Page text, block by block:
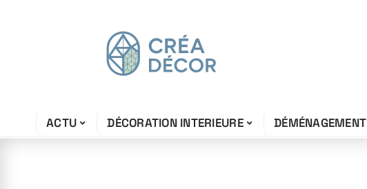
ACTU DÉCORATION INTERIEURE DÉMÉNAGEMENT